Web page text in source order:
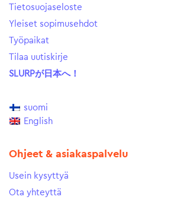
Tietosuojaseloste
Yleiset sopimusehdot
Työpaikat
Tilaa uutiskirje
SLURPが日本へ！
suomi
English
Ohjeet & asiakaspalvelu
Usein kysyttyä
Ota yhteyttä